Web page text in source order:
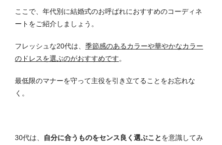
ここで、年代別に結婚式のお呼ばれにおすすめのコーディネ
ートをご紹介しましょう。
フレッシュな20代は、 季節感のあるカラーや華やかなカラー
のドレスを選ぶのがおすすめです。
最低限のマナーを守って主役を引き立てることをお忘れな
く。
30代は、 自分に合うものをセンス良く選ぶことを意識してみ